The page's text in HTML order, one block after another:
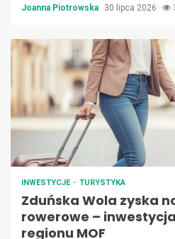
Joanna Piotrowska 30 lipca 2026
INWESTYCJE TURYSTYKA
Zduńska Wola zyska
rowerowe –
regionu MOF